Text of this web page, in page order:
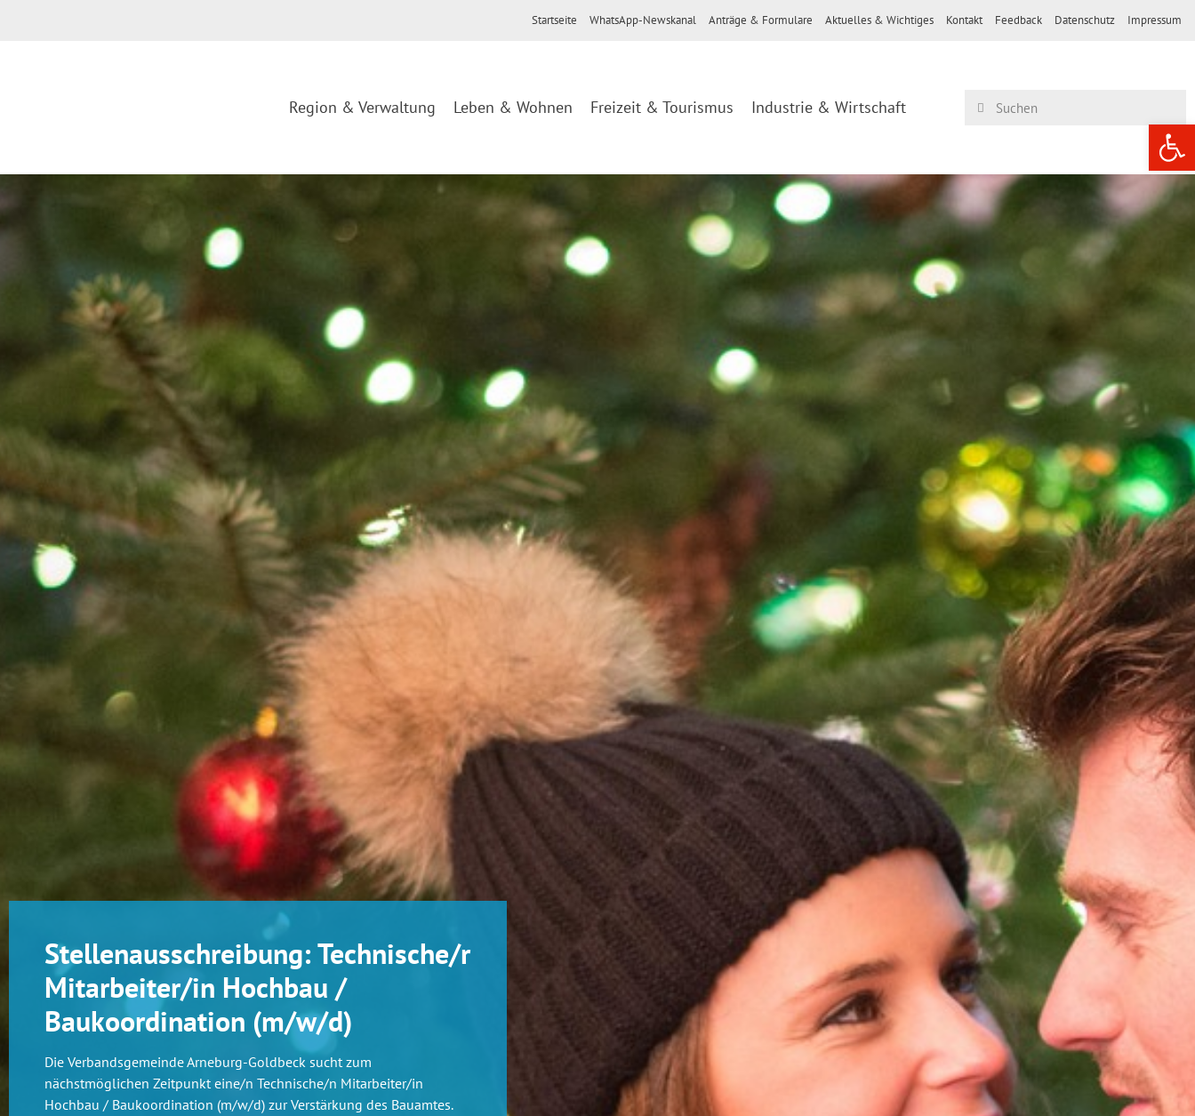
Startseite WhatsApp-Newskanal Anträge & Formulare Aktuelles & Wichtiges Kontakt Feedback Datenschutz Impressum
Region & Verwaltung Leben & Wohnen Freizeit & Tourismus Industrie & Wirtschaft
Stellenausschreibung: Technische/r
Mitarbeiter/in Hochbau /
Baukoordination (m/w/d)
Die Verbandsgemeinde Arneburg-Goldbeck sucht zum
nächstmöglichen Zeitpunkt eine/n Technische/n Mitarbeiter/in
Hochbau / Baukoordination (m/w/d) zur Verstärkung des Bauamtes.